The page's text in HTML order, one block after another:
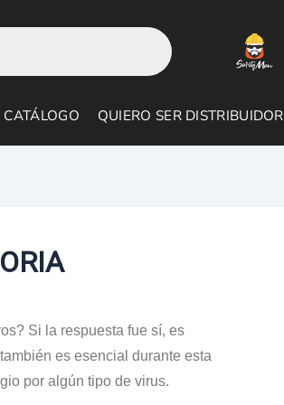
CATÁLOGO QUIERO SER DISTRIBUIDOR
Si la respuesta fue sí, es
es esencial durante esta
por algún tipo de virus.